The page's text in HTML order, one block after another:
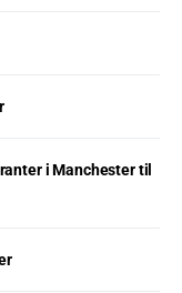
i Manchester til